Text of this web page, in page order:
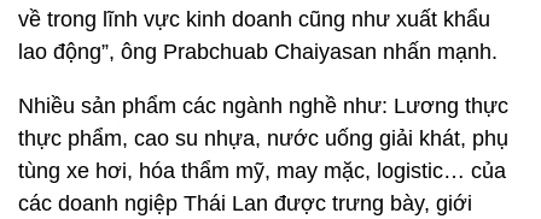
về trong lĩnh vực kinh doanh cũng như xuất khẩu
lao động”, ông Prabchuab Chaiyasan nhấn mạnh.
Nhiều sản phẩm các ngành nghề như: Lương thực
thực phẩm, cao su nhựa, nước uống giải khát, phụ
tùng xe hơi, hóa thẩm mỹ, may mặc, logistic… của
các doanh ngiệp Thái Lan được trưng bày, giới